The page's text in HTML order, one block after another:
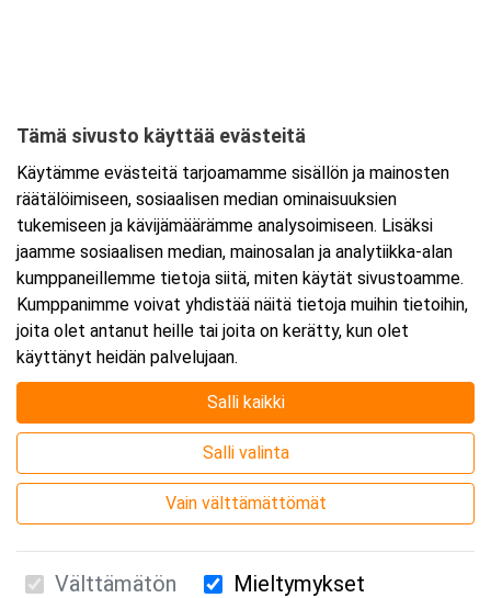
Ajankohta
Alkaa:30.6.2026 08:30
Päättyy:30.6.2026 11:45
Lisää tapahtuma kalenteriisi
Webinaari
Tämä sivusto käyttää evästeitä
Käytämme evästeitä tarjoamamme sisällön ja mainosten
räätälöimiseen, sosiaalisen median ominaisuuksien
tukemiseen ja kävijämäärämme analysoimiseen. Lisäksi
jaamme sosiaalisen median, mainosalan ja analytiikka-alan
kumppaneillemme tietoja siitä, miten käytät sivustoamme.
Kumppanimme voivat yhdistää näitä tietoja muihin tietoihin,
joita olet antanut heille tai joita on kerätty, kun olet
käyttänyt heidän palvelujaan.
Salli kaikki
Salli valinta
Vain välttämättömät
Välttämätön Mieltymykset